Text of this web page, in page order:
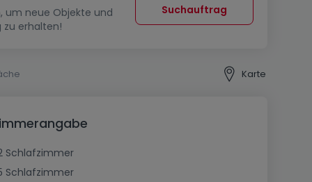
um neue Objekte und
zu erhalten!
Suchauftrag
Karte
Schlafzimmer
Schlafzimmer